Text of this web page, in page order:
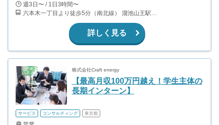
週3日〜 / 1日3時間〜
六本木一丁目より徒歩5分（南北線） 溜池山王駅より徒歩10分（銀座線） 六本木駅より徒歩12分（日比谷線）
詳しく見る
株式会社Craft energy
【最高月収100万円越え！学生主体の
長期インターン】
サービス コンサルティング 東京都